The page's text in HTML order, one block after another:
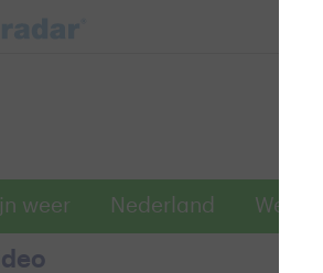
weer Nederland